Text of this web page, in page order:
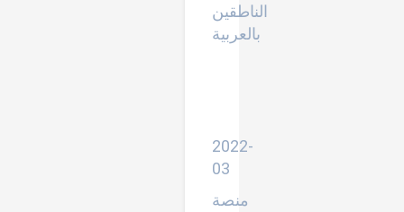
الناطقين
بالعربية
2022-
03
منصة